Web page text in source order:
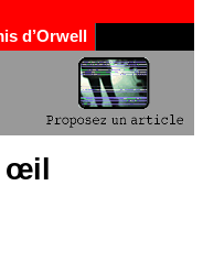
d’Orwell
œil